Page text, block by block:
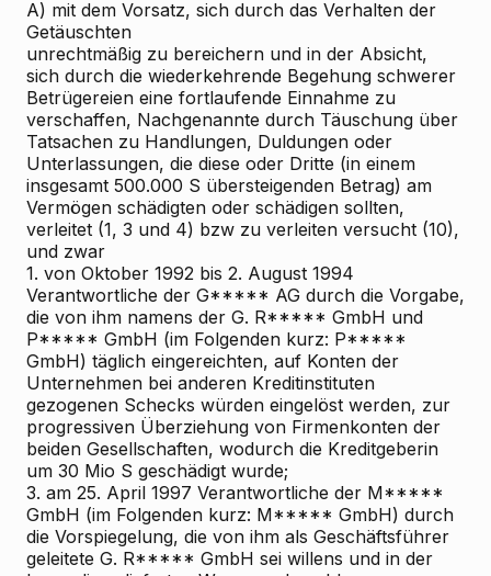
A) mit dem Vorsatz, sich durch das Verhalten der
Getäuschten
unrechtmäßig zu bereichern und in der Absicht,
sich durch die wiederkehrende Begehung schwerer
Betrügereien eine fortlaufende Einnahme zu
verschaffen, Nachgenannte durch Täuschung über
Tatsachen zu Handlungen, Duldungen oder
Unterlassungen, die diese oder Dritte (in einem
insgesamt 500.000 S übersteigenden Betrag) am
Vermögen schädigten oder schädigen sollten,
verleitet (1, 3 und 4) bzw zu verleiten versucht (10),
und zwar
1. von Oktober 1992 bis 2. August 1994
Verantwortliche der G***** AG durch die Vorgabe,
die von ihm namens der G. R***** GmbH und
P***** GmbH (im Folgenden kurz: P*****
GmbH) täglich eingereichten, auf Konten der
Unternehmen bei anderen Kreditinstituten
gezogenen Schecks würden eingelöst werden, zur
progressiven Überziehung von Firmenkonten der
beiden Gesellschaften, wodurch die Kreditgeberin
um 30 Mio S geschädigt wurde;
3. am 25. April 1997 Verantwortliche der M*****
GmbH (im Folgenden kurz: M***** GmbH) durch
die Vorspiegelung, die von ihm als Geschäftsführer
geleitete G. R***** GmbH sei willens und in der